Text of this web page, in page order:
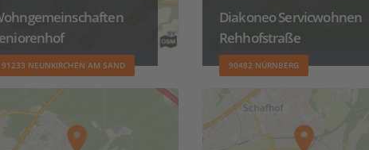
91233 NEUNKIRCHEN AM SAND
Diakoneo Servicwohnen
Rehhofstraße
90482 NÜRNBERG